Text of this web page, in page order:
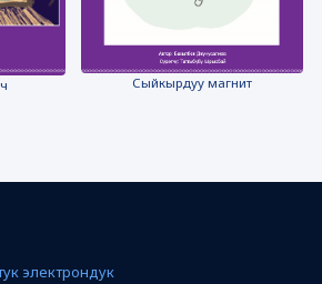
Сыйкырдуу магнит
электрондук